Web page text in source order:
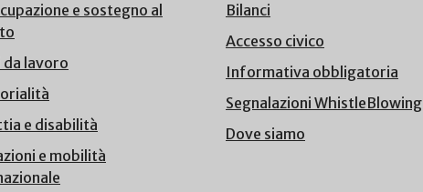
e sostegno al
da lavoro
e disabilità
e mobilità
Bilanci
Accesso civico
Informativa obbligatoria
Segnalazioni WhistleBlowing
Dove siamo